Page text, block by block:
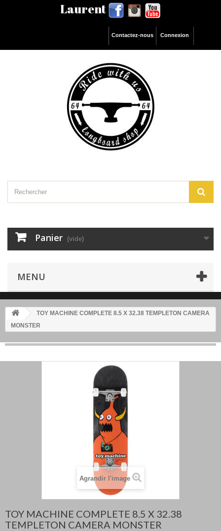
Laurent
Connexion
Contactez-nous
Panier (vide)
MENU
TOY MACHINE COMPLETE 8.5 X 32.38 TEMPLETON CAMERA
MONSTER
Agrandir l'image
TOY MACHINE COMPLETE 8.5 X 32.38
TEMPLETON CAMERA MONSTER